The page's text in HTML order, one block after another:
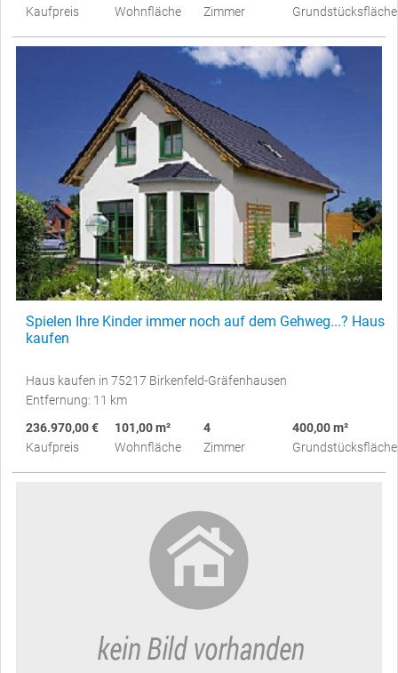
Kaufpreis
Wohnfläche
Zimmer
Grundstücksfläche
Spielen Ihre Kinder immer noch auf dem Gehweg...? Haus
kaufen
Haus kaufen in 75217 Birkenfeld-Gräfenhausen
Entfernung: 11 km
236.970,00 €
Kaufpreis
101,00 m²
Wohnfläche
4
Zimmer
400,00 m²
Grundstücksfläche